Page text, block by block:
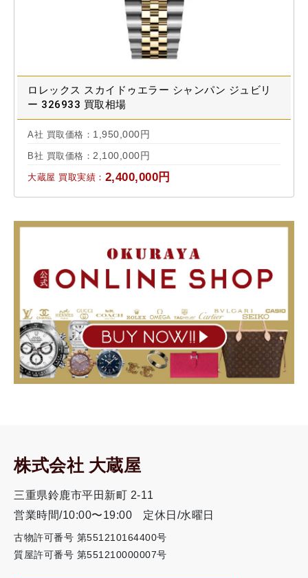
ロレックス スカイドゥエラー シャンパン ジュビリ
ー 326933 買取相場
A社 買取価格： 1,950,000円
B社 買取価格： 2,100,000円
大蔵屋 買取実績： 2,400,000円
株式会社 大蔵屋
三重県鈴鹿市平田新町 2-11
営業時間/10:00〜19:00
定休日/水曜日
古物許可番号 第551210164400号
質屋許可番号 第551210000007号